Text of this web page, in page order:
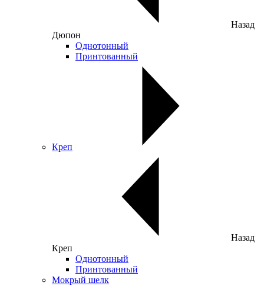
Назад
Дюпон
Однотонный
Принтованный
Креп
Назад
Креп
Однотонный
Принтованный
Мокрый шелк